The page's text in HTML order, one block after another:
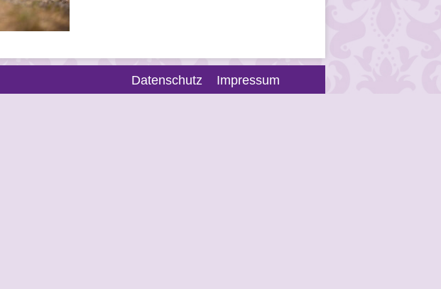
Datenschutz Impressum